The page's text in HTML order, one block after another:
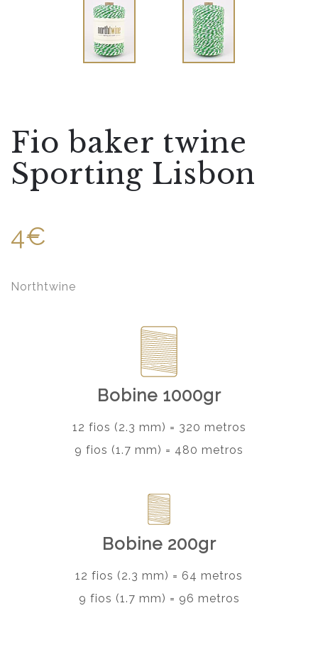
Fio baker twine
Sporting Lisbon
4€
Northtwine
Bobine 1000gr
12 fios (2.3 mm) = 320 metros
9 fios (1.7 mm) = 480 metros
Bobine 200gr
12 fios (2.3 mm) = 64 metros
9 fios (1.7 mm) = 96 metros